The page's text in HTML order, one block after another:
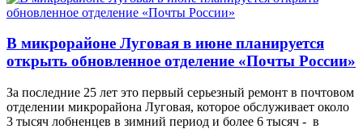
В микрорайоне Луговая в июне планируется
открыть обновленное отделение «Почты России»
За последние 25 лет это первый серьезный ремонт в почтовом
отделении микрорайона Луговая, которое обслуживает около
3 тысяч лобненцев в зимний период и более 6 тысяч - в